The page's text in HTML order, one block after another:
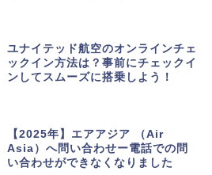
ユナイテッド航空のオンラインチェ
ックイン方法は？事前にチェックイ
ンしてスムーズに搭乗しよう！
【2025年】エアアジア （Air
Asia）へ問い合わせー電話での問
い合わせができなくなりました